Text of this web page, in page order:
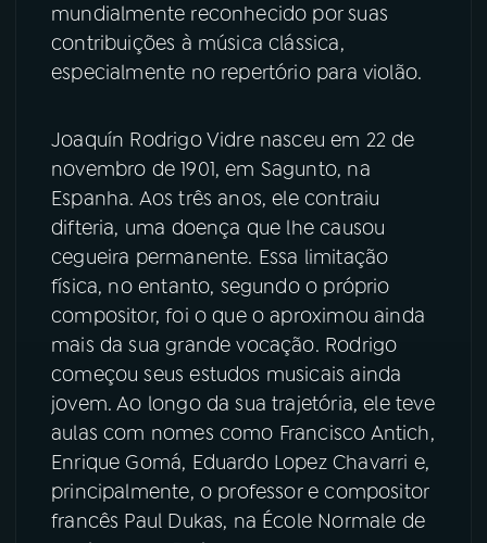
PRÊMIO RÁDIO MEC
YouTube
Instagram X
TikTok
mundialmente reconhecido por suas
contribuições à música clássica,
especialmente no repertório para violão.
Joaquín Rodrigo Vidre nasceu em 22 de
novembro de 1901, em Sagunto, na
Espanha. Aos três anos, ele contraiu
difteria, uma doença que lhe causou
cegueira permanente. Essa limitação
física, no entanto, segundo o próprio
compositor, foi o que o aproximou ainda
mais da sua grande vocação. Rodrigo
começou seus estudos musicais ainda
jovem. Ao longo da sua trajetória, ele teve
aulas com nomes como Francisco Antich,
Enrique Gomá, Eduardo Lopez Chavarri e,
principalmente, o professor e compositor
francês Paul Dukas, na École Normale de